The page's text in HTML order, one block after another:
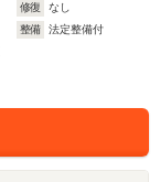
修復
なし
整備
法定整備付